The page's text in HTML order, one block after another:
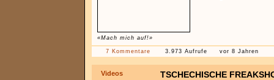
«Mach mich auf!»
7 Kommentare 3.973 Aufrufe vor 8 Jahren
Videos TSCHECHISCHE